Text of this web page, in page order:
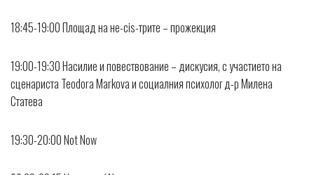
18:45-19:00 Площад на не-cis-трите – прожекция
19:00-19:30 Насилие и повествование – дискусия, с участието на
сценариста Teodora Markova и социалния психолог д-р Милена
Статева
19:30-20:00 Not Now